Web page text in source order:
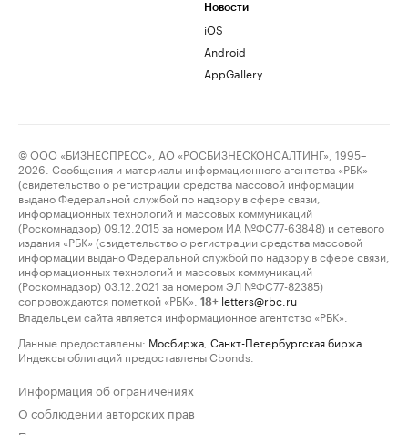
Новости
iOS
Android
AppGallery
© ООО «БИЗНЕСПРЕСС», АО «РОСБИЗНЕСКОНСАЛТИНГ», 1995–
2026. Сообщения и материалы информационного агентства «РБК»
(свидетельство о регистрации средства массовой информации
выдано Федеральной службой по надзору в сфере связи,
информационных технологий и массовых коммуникаций
(Роскомнадзор) 09.12.2015 за номером ИА №ФС77-63848) и сетевого
издания «РБК» (свидетельство о регистрации средства массовой
информации выдано Федеральной службой по надзору в сфере связи,
информационных технологий и массовых коммуникаций
(Роскомнадзор) 03.12.2021 за номером ЭЛ №ФС77-82385)
сопровождаются пометкой «РБК».
18+ letters@rbc.ru
Владельцем сайта является информационное агентство «РБК».
Данные предоставлены: Мосбиржа Санкт-Петербургская биржа
Индексы облигаций предоставлены Cbonds.
Информация об ограничениях
О соблюдении авторских прав